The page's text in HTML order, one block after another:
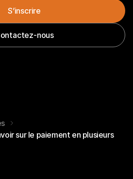
S’inscrire
nous
sur le paiement en plusieurs